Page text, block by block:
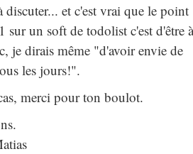
discuter... et c'est vrai que le point
sur un soft de todolist c'est d'être à
je dirais même "d'avoir envie de
les jours!".
merci pour ton boulot.